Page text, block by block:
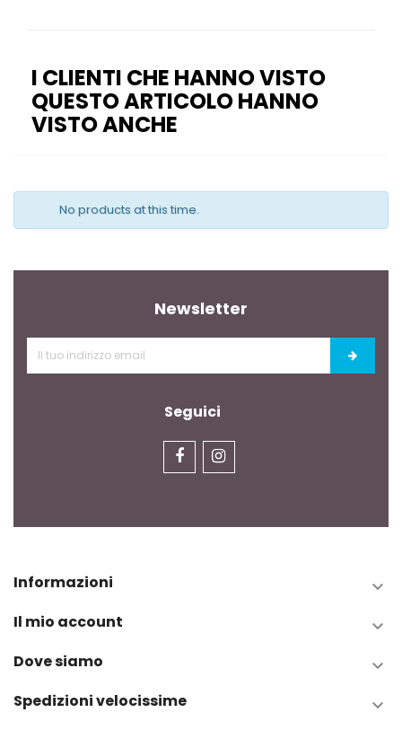
I CLIENTI CHE HANNO VISTO
QUESTO ARTICOLO HANNO
VISTO ANCHE
No products at this time.
Newsletter
Seguici
Informazioni 
Il mio account 
Dove siamo 
Spedizioni velocissime 